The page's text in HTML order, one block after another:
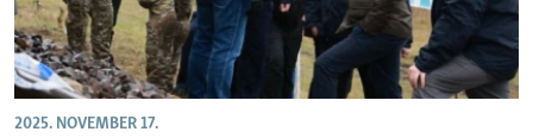
2025. NOVEMBER 17.